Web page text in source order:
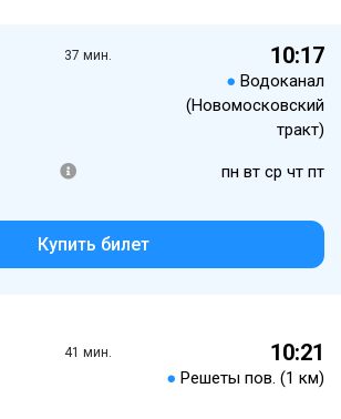
37 мин. 10:17
● Водоканал
(Новомосковский
тракт)
пн вт ср чт пт
Купить билет
41 мин. 10:21
● Решеты пов. (1 км)